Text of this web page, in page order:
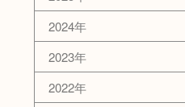
2024年
2023年
2022年